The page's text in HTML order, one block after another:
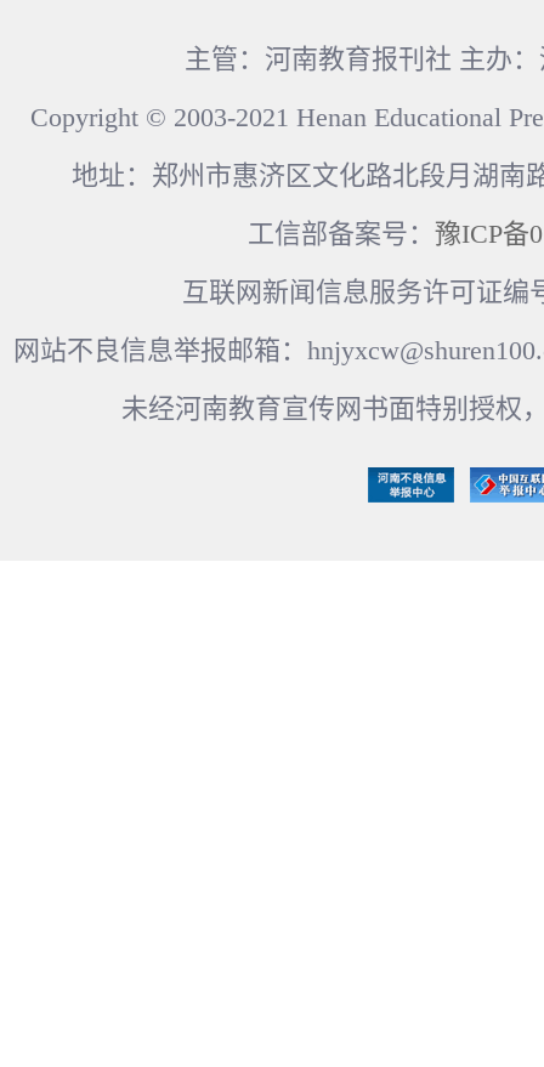
主管：河南教育报刊社 主办
Copyright © 2003-2021 Henan Educational
地址：郑州市惠济区文化路北段月湖南
工信部备案号： 豫ICP备
互联网新闻信息服务许可证编
网站不良信息举报邮箱：
未经河南教育宣传网书面特别授权